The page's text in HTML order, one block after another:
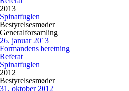
2013
Spinatfuglen
Bestyrelsesmøder
Generalforsamling
26. januar 2013
Formandens beretning
Referat
Spinatfuglen
2012
Bestyrelsesmøder
31. oktober 2012